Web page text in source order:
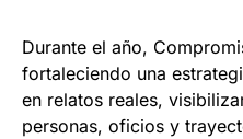
Durante el año,
fortaleciendo una
en relatos reales,
personas, oficios y